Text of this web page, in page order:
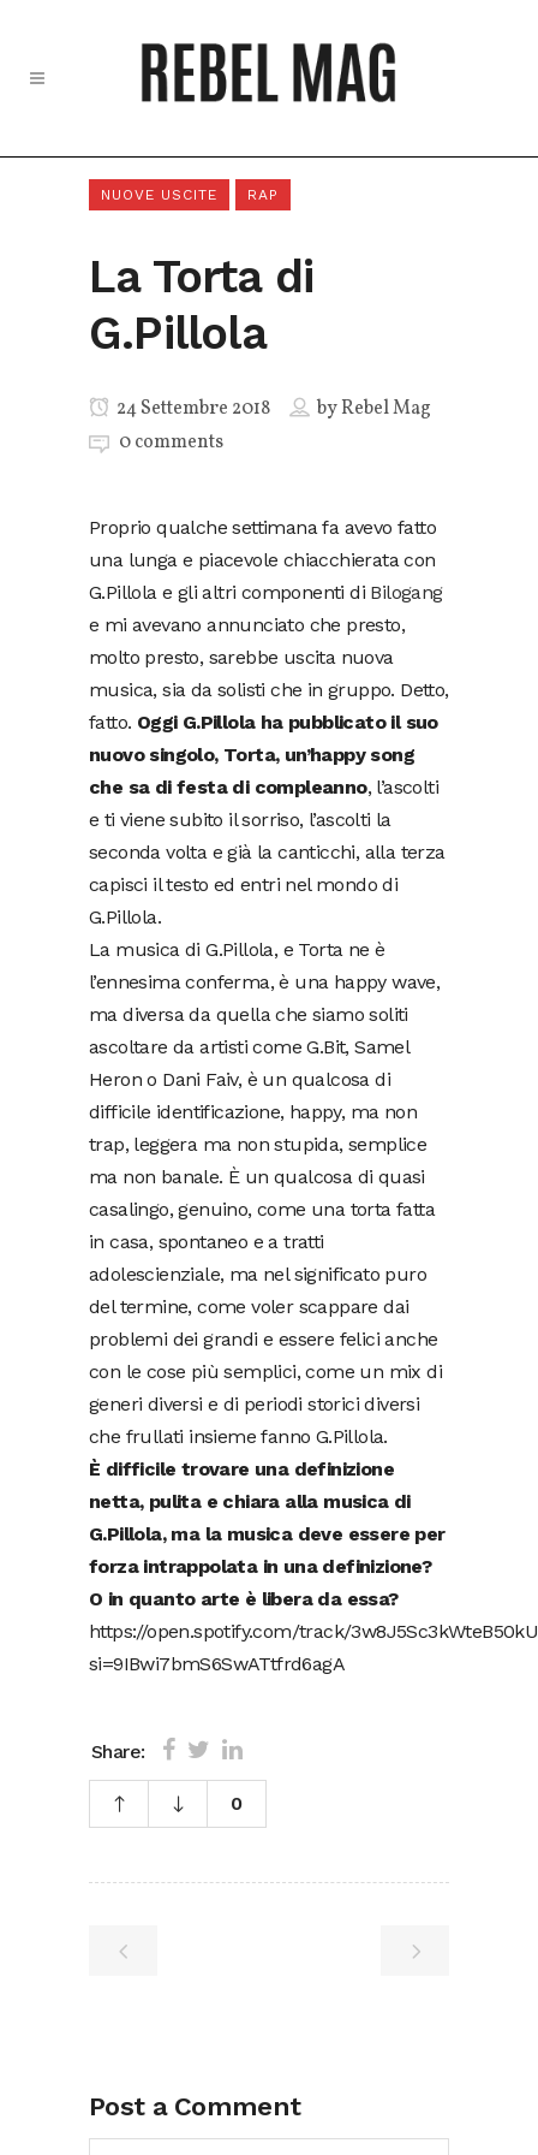
NUOVE USCITE RAP
La Torta di
G.Pillola
24 Settembre 2018 byRebel Mag
0 comments
Proprio qualche settimana fa avevo fatto
una lunga e piacevole chiacchierata con
G.Pillola e gli altri componenti di Bilogang
e mi avevano annunciato che presto,
molto presto, sarebbe uscita nuova
musica, sia da solisti che in gruppo. Detto,
fatto. Oggi G.Pillola ha pubblicato il suo
nuovo singolo, Torta, un’happy song
che sa di festa di compleanno, l’ascolti
e ti viene subito il sorriso, l’ascolti la
seconda volta e già la canticchi, alla terza
capisci il testo ed entri nel mondo di
G.Pillola.
La musica di G.Pillola, e Torta ne è
l’ennesima conferma, è una happy wave,
ma diversa da quella che siamo soliti
ascoltare da artisti come G.Bit, Samel
Heron o Dani Faiv, è un qualcosa di
difficile identificazione, happy, ma non
trap, leggera ma non stupida, semplice
ma non banale. È un qualcosa di quasi
casalingo, genuino, come una torta fatta
in casa, spontaneo e a tratti
adolescienziale, ma nel significato puro
del termine, come voler scappare dai
problemi dei grandi e essere felici anche
con le cose più semplici, come un mix di
generi diversi e di periodi storici diversi
che frullati insieme fanno G.Pillola.
È difficile trovare una definizione
netta, pulita e chiara alla musica di
G.Pillola, ma la musica deve essere per
forza intrappolata in una definizione?
O in quanto arte è libera da essa?
https://open.spotify.com/track/
si=9IBwi7bmS6SwATtfrd6agA
Share:
0
Post a Comment